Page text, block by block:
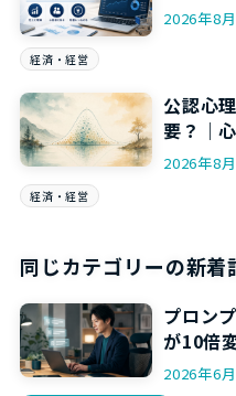
2026年8
経済・経営
公認心
要？｜
2026年8
経済・経営
同じカテゴリーの新着
プロン
が10倍
2026年6